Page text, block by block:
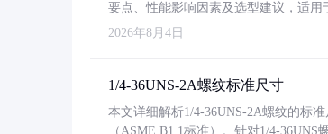
要点、性能影响因素及选型建议，适用
2026年8月4日
1/4-36UNS-2A螺纹标准尺寸
本文详细解析1/4-36UNS-2A螺纹的标
（ASME B1.1标准）。针对1/4-